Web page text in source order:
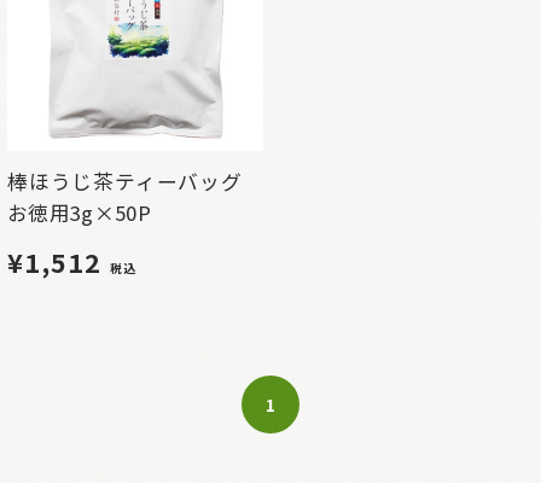
棒ほうじ茶ティーバッグ
お徳用3g×50P
¥1,512 税込
1